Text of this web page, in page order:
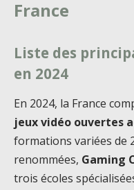
France
Liste des
en 2024
En 2024, la France
jeux vidéo ouvertes
formations variées de
renommées, Gaming
trois écoles